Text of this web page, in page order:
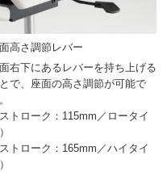
高さ調節レバー
右下にあるレバーを持ち上げる
で、座面の高さ調節が可能で
ストローク：115mm／ロータイ
ストローク：165mm／ハイタイ